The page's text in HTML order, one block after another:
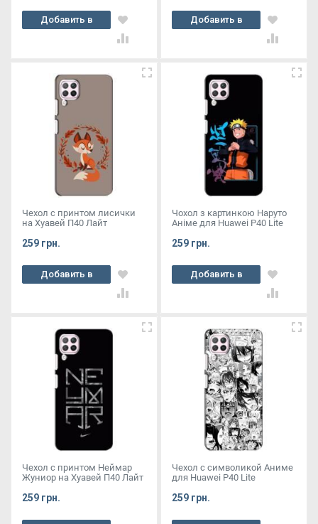
Добавить в
корзину
Добавить в
корзину
Чехол с принтом лисички
на Хуавей П40 Лайт
259 грн.
Добавить в
корзину
Чохол з картинкою Наруто
Аніме для Huawei P40 Lite
259 грн.
Добавить в
корзину
Чехол с принтом Неймар
Жуниор на Хуавей П40 Лайт
259 грн.
Чехол с символикой Аниме
для Huawei P40 Lite
259 грн.